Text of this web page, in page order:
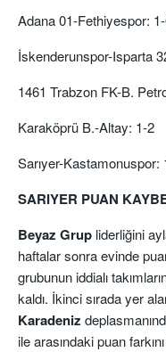
Adana 01-Fethiyespor:
İskenderunspor-Isparta
1461 Trabzon FK-B.
Karaköprü B.-Altay: 1-2
Sarıyer-Kastamonuspor:
SARIYER PUAN
Beyaz Grup liderliğini
haftalar sonra evinde
grubunun iddialı
kaldı. İkinci sırada yer
Karadeniz
ile arasındaki puan